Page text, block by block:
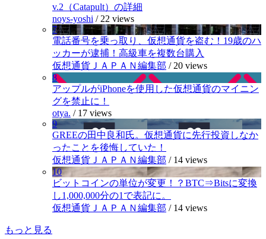
v.2（Catapult）の詳細
noys-yoshi / 22 views
7
電話番号を乗っ取り、仮想通貨を盗む！19歳のハ
ッカーが逮捕！高級車を複数台購入
仮想通貨ＪＡＰＡＮ編集部 / 20 views
8
アップルがiPhoneを使用した仮想通貨のマイニン
グを禁止に！
otya. / 17 views
9
GREEの田中良和氏。仮想通貨に先行投資しなか
ったことを後悔していた！
仮想通貨ＪＡＰＡＮ編集部 / 14 views
10
ビットコインの単位が変更！？BTC⇒Bitsに変換
し1,000,000分の1で表記に。
仮想通貨ＪＡＰＡＮ編集部 / 14 views
もっと見る